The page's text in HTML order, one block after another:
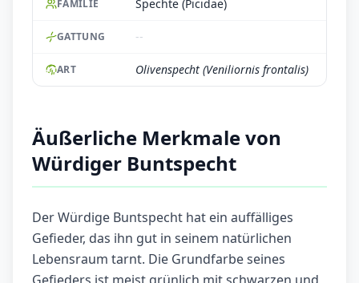
FAMILIE Spechte (Picidae)
GATTUNG --
ART Olivenspecht (Veniliornis frontalis)
Äußerliche Merkmale von
Würdiger Buntspecht
Der Würdige Buntspecht hat ein auffälliges
Gefieder, das ihn gut in seinem natürlichen
Lebensraum tarnt. Die Grundfarbe seines